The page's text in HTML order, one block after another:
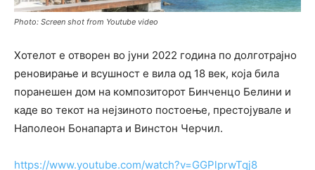
Photo: Screen shot from Youtube video
Хотелот е отворен во јуни 2022 година по долготрајно
реновирање и всушност е вила од 18 век, која била
поранешен дом на композиторот Бинченцо Белини и
каде во текот на нејзиното постоење, престојувале и
Наполеон Бонапарта и Винстон Черчил.
https://www.youtube.com/watch?v=GGPlprwTqj8